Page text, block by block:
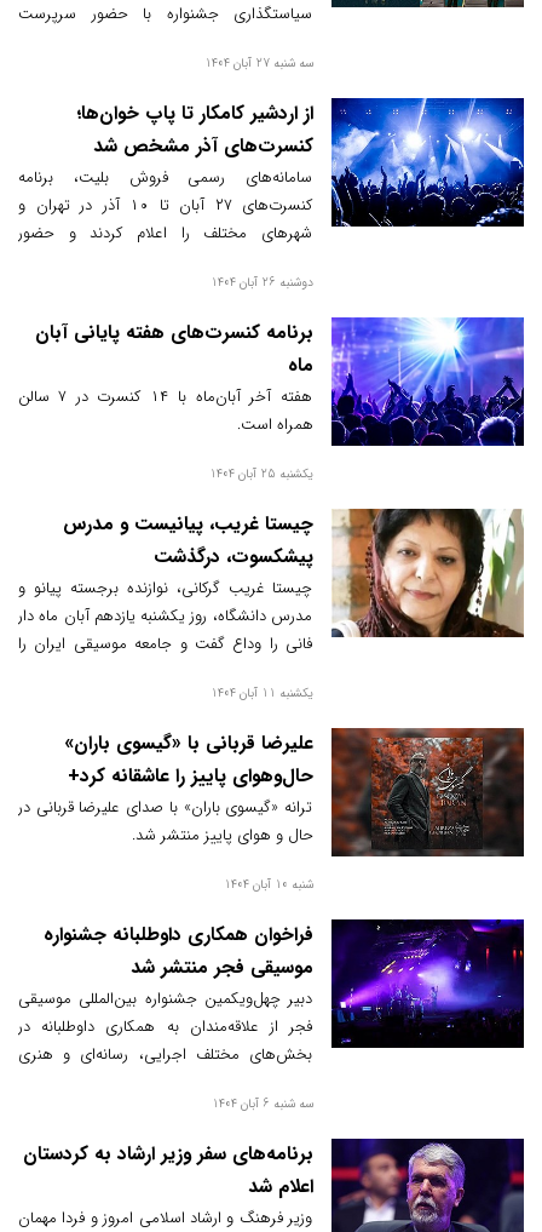
سیاستگذاری جشنواره با حضور سرپرست
اسلامی رونمایی شد.
سه شنبه 27 آبان 1404
از اردشیر کامکار تا پاپ خوان‌ها؛
کنسرت‌های آذر مشخص شد
سامانه‌های رسمی فروش بلیت، برنامه
کنسرت‌های ۲۷ آبان تا ۱۰ آذر در تهران و
شهرهای مختلف را اعلام کردند و حضور
دوشنبه 26 آبان 1404
برنامه‌ کنسرت‌های هفته پایانی آبان‌
ماه
هفته آخر آبان‌ماه با ۱۴ کنسرت در ۷ سالن
همراه است.
یکشنبه 25 آبان 1404
چیستا غریب، پیانیست و مدرس
پیشکسوت، درگذشت
چیستا غریب گرکانی، نوازنده برجسته پیانو و
مدرس دانشگاه، روز یکشنبه یازدهم آبان ماه دار
فانی را وداع گفت و جامعه موسیقی ایران را
یکشنبه 11 آبان 1404
علیرضا قربانی با «گیسوی باران»
حال‌و‌هوای پاییز را عاشقانه کرد+
بشنوید
ترانه «گیسوی باران» با صدای علیرضا قربانی در
حال و هوای پاییز منتشر شد.
شنبه 10 آبان 1404
فراخوان همکاری داوطلبانه جشنواره
موسیقی فجر منتشر شد
دبیر چهل‌ویکمین جشنواره بین‌المللی موسیقی
فجر از علاقه‌مندان به همکاری داوطلبانه در
بخش‌های مختلف اجرایی، رسانه‌ای و هنری
سه شنبه 6 آبان 1404
برنامه‌های سفر وزیر ارشاد به کردستان
اعلام شد
وزیر فرهنگ و ارشاد اسلامی امروز و فردا مهمان